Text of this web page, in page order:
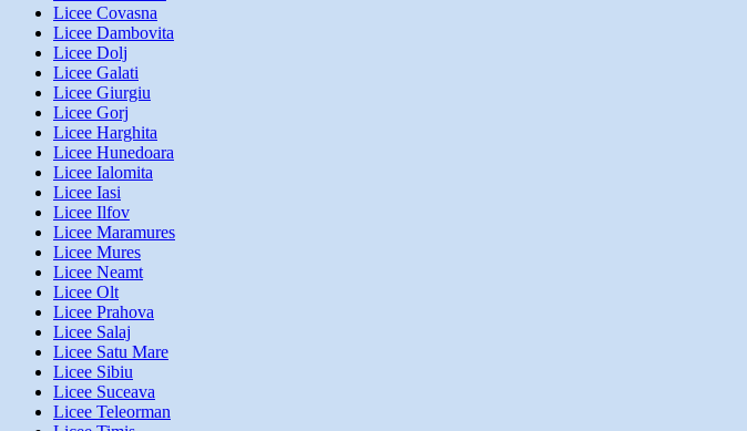
Licee Covasna
Licee Dambovita
Licee Dolj
Licee Galati
Licee Giurgiu
Licee Gorj
Licee Harghita
Licee Hunedoara
Licee Ialomita
Licee Iasi
Licee Ilfov
Licee Maramures
Licee Mures
Licee Neamt
Licee Olt
Licee Prahova
Licee Salaj
Licee Satu Mare
Licee Sibiu
Licee Suceava
Licee Teleorman